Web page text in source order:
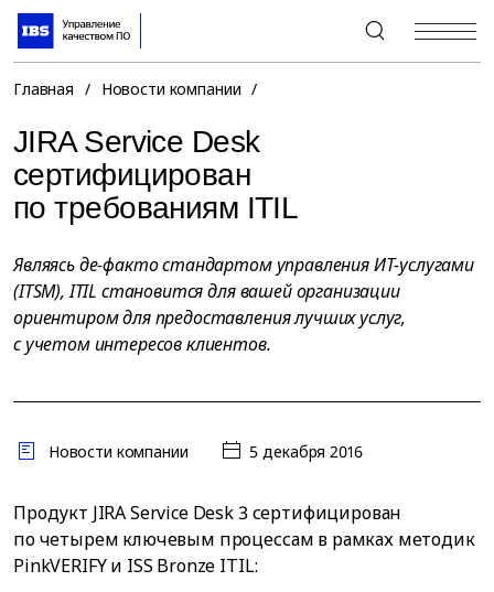
+7 (495) 967-80-80
Главная / Новости компании /
JIRA Service Desk
сертифицирован
по требованиям ITIL
Являясь де-факто стандартом управления ИТ-услугами
(ITSM), ITIL становится для вашей организации
ориентиром для предоставления лучших услуг,
с учетом интересов клиентов.
Новости компании 5 декабря 2016
Продукт JIRA Service Desk 3 сертифицирован
по четырем ключевым процессам в рамках методик
PinkVERIFY и ISS Bronze ITIL: